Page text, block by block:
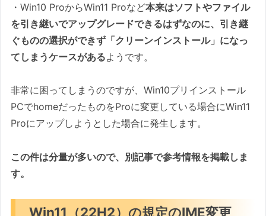
・Win10 ProからWin11 Proなど本来はソフトやファイル
を引き継いでアップグレードできるはずなのに、引き継
ぐものの選択ができず「クリーンインストール」になっ
てしまうケースがあるようです。
非常に困ってしまうのですが、Win10プリインストール
PCでhomeだったものをProに変更している場合にWin11
Proにアップしようとした場合に発生します。
この件は分量が多いので、別記事で参考情報を掲載しま
す。
Win11（22H2）の規定のIME変更